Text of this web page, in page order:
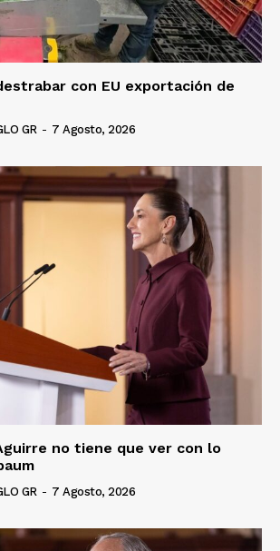
con EU exportación de
GR - 7 Agosto, 2026
no tiene que ver con lo
GR - 7 Agosto, 2026